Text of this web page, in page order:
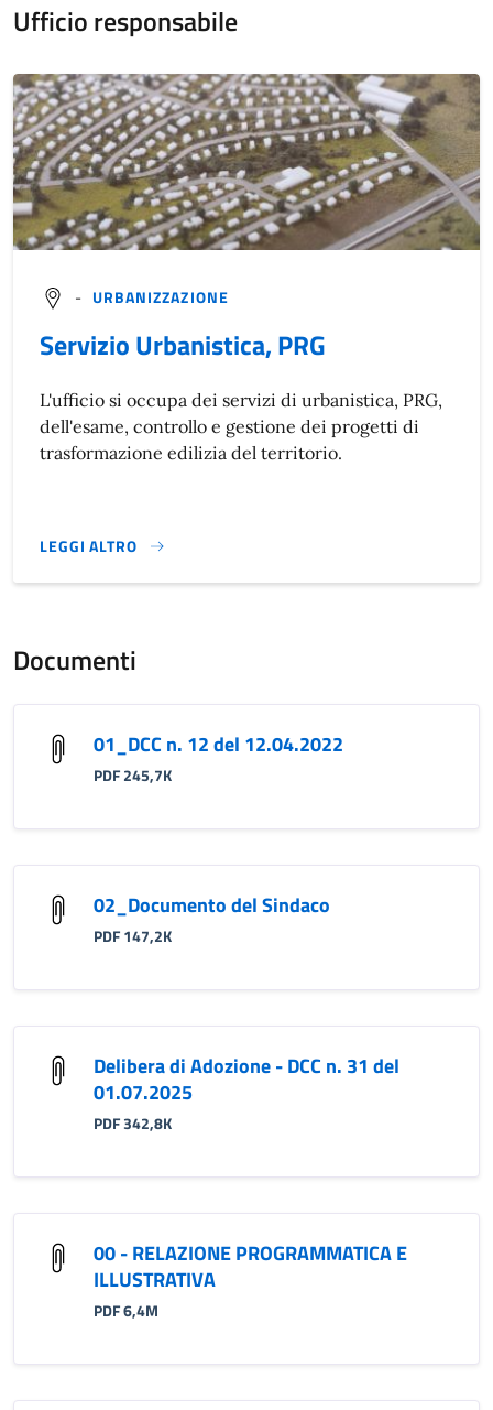
Ufficio responsabile
- URBANIZZAZIONE
Servizio Urbanistica, PRG
L'ufficio si occupa dei servizi di urbanistica, PRG,
dell'esame, controllo e gestione dei progetti di
trasformazione edilizia del territorio.
LEGGI ALTRO
}
Documenti
01_DCC n. 12 del 12.04.2022
PDF 245,7K
02_Documento del Sindaco
PDF 147,2K
Delibera di Adozione - DCC n. 31 del
01.07.2025
PDF 342,8K
00 - RELAZIONE PROGRAMMATICA E
ILLUSTRATIVA
PDF 6,4M